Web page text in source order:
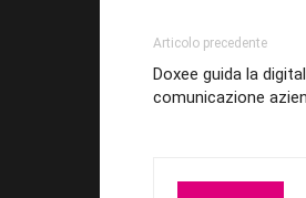
Articolo precedente
Doxee guida la
comunicazione